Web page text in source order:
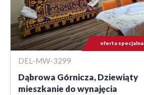
DEL-MW-3299
Dąbrowa Górnicza, Dziewiąty
mieszkanie do wynajęcia
oferta specjalna